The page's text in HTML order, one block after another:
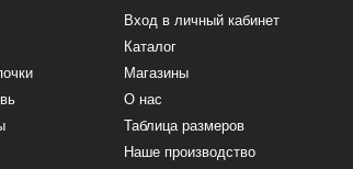
Вход в личный кабинет
Каталог
Магазины
О нас
Таблица размеров
Наше производство